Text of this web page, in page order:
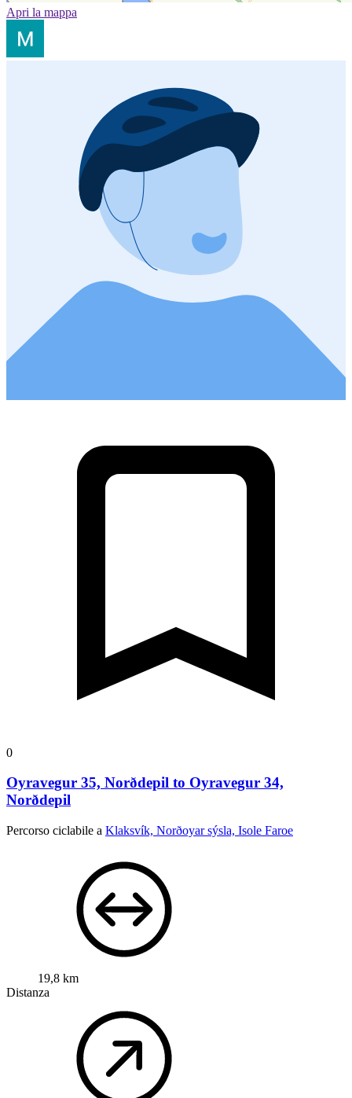
Apri la mappa
0
Oyravegur 35, Norðdepil to Oyravegur 34,
Norðdepil
Percorso ciclabile a Klaksvík, Norðoyar sýsla, Isole Faroe
19,8 km
Distanza